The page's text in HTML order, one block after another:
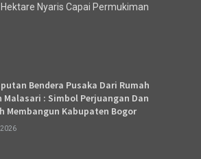
Nyaris Capai Permukiman
Bendera Pusaka Dari Rumah
Malasari : Simbol Perjuangan Dan
Membangun Kabupaten Bogor